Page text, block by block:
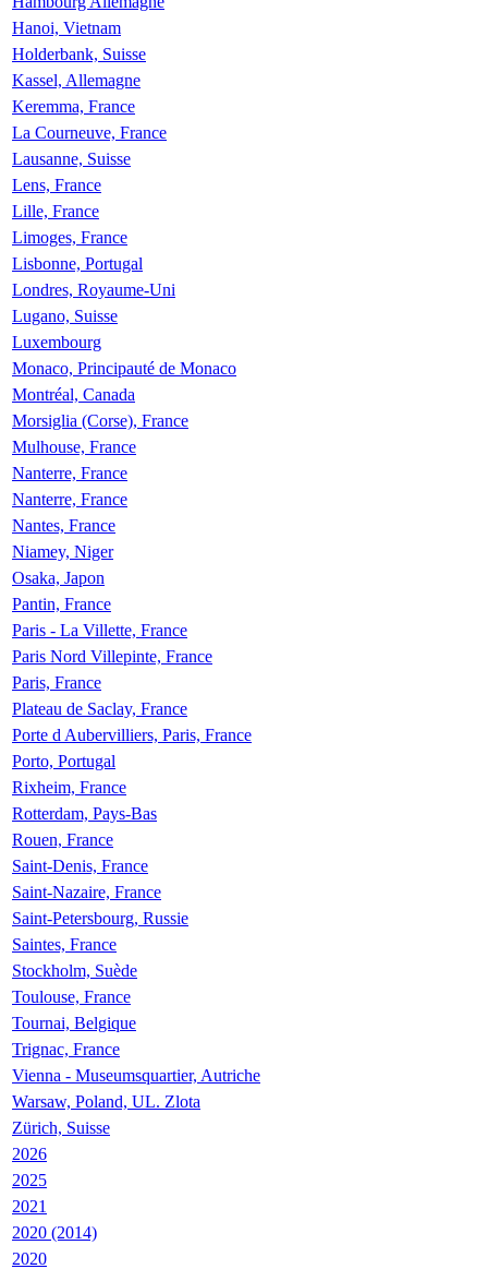
Hanoi, Vietnam
Holderbank, Suisse
Kassel, Allemagne
Keremma, France
La Courneuve, France
Lausanne, Suisse
Lens, France
Lille, France
Limoges, France
Lisbonne, Portugal
Londres, Royaume-Uni
Lugano, Suisse
Luxembourg
Monaco, Principauté de Monaco
Montréal, Canada
Morsiglia (Corse), France
Mulhouse, France
Nanterre, France
Nanterre, France
Nantes, France
Niamey, Niger
Osaka, Japon
Pantin, France
Paris - La Villette, France
Paris Nord Villepinte, France
Paris, France
Plateau de Saclay, France
Porte d Aubervilliers, Paris, France
Porto, Portugal
Rixheim, France
Rotterdam, Pays-Bas
Rouen, France
Saint-Denis, France
Saint-Nazaire, France
Saint-Petersbourg, Russie
Saintes, France
Stockholm, Suède
Toulouse, France
Tournai, Belgique
Trignac, France
Vienna - Museumsquartier, Autriche
Warsaw, Poland, UL. Zlota
Zürich, Suisse
2026
2025
2021
2020 (2014)
2020